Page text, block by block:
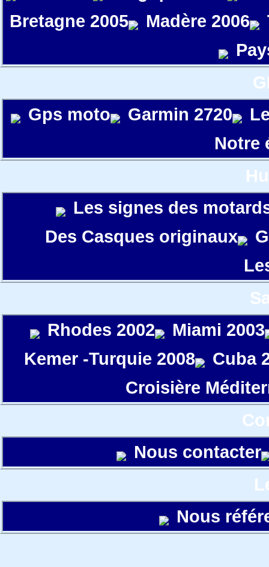
Bretagne 2005
Madère 2006
Gps moto
Garmin 2720
Notre
Les signes des
Des Casques originaux
Rhodes 2002
Miami 2003
Kemer -Turquie 2008
Cuba
Croisière
Nous contacter
Nous